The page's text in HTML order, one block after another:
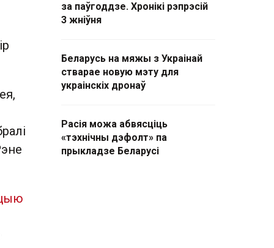
за паўгоддзе. Хронікі рэпрэсій
3 жніўня
Беларусь на мяжы з Украінай
стварае новую мэту для
украінскіх дронаў
Расія можа абвясціць
«тэхнічны дэфолт» па
прыкладзе Беларусі